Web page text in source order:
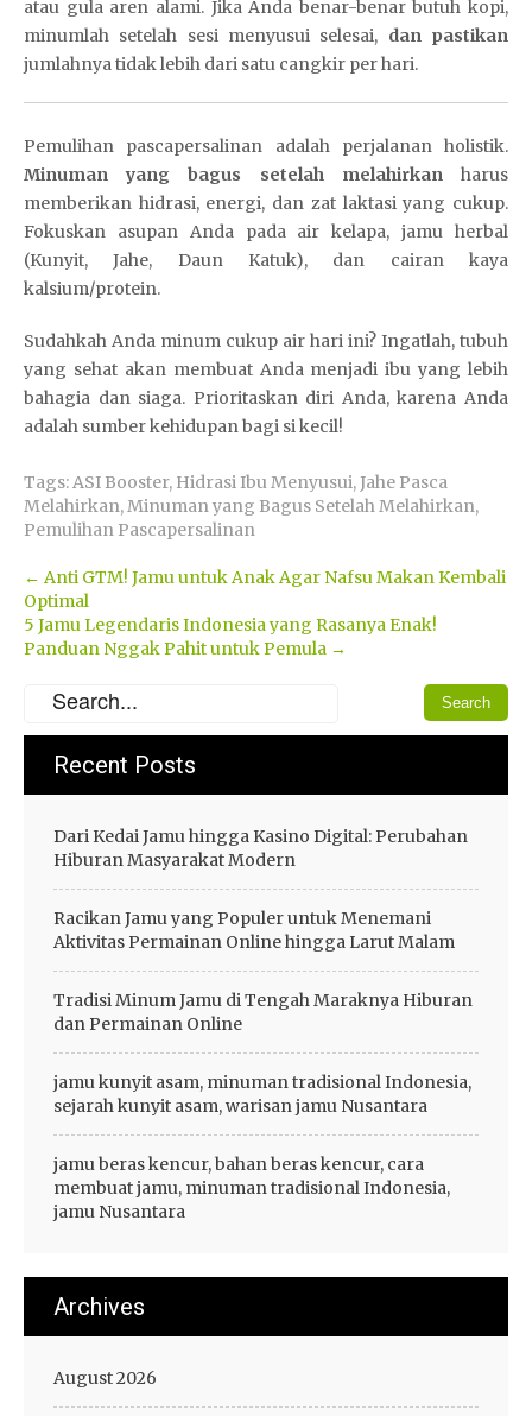
t
i
e
w
a
Z
e
u
atau gula aren alami. Jika Anda benar-benar butuh kopi,
minumlah setelah sesi menyusui selesai, dan pastikan
jumlahnya tidak lebih dari satu cangkir per hari.
b
a
k
i
k
S
l
o
Pemulihan pascapersalinan adalah perjalanan holistik.
Minuman yang bagus setelah melahirkanharus
memberikan hidrasi, energi, dan zat laktasi yang cukup.
Fokuskan asupan Anda pada air kelapa, jamu herbal
(Kunyit, Jahe, Daun Katuk), dan cairan kaya
kalsium/protein.
Sudahkah Anda minum cukup air hari ini? Ingatlah, tubuh
yang sehat akan membuat Anda menjadi ibu yang lebih
bahagia dan siaga. Prioritaskan diri Anda, karena Anda
adalah sumber kehidupan bagi si kecil!
Tags:ASI Booster, Hidrasi Ibu Menyusui,Jahe Pasca
Melahirkan,Minuman yang Bagus Setelah Melahirkan,
Pemulihan Pascapersalinan
Post
navigation
← Anti GTM! Jamu untuk Anak Agar Nafsu Makan Kembali
Optimal
5 Jamu Legendaris Indonesia yang Rasanya Enak!
Panduan Nggak Pahit untuk Pemula →
Recent Posts
Dari Kedai Jamu hingga Kasino Digital: Perubahan
Hiburan Masyarakat Modern
Racikan Jamu yang Populer untuk Menemani
Aktivitas Permainan Online hingga Larut Malam
Tradisi Minum Jamu di Tengah Maraknya Hiburan
dan Permainan Online
jamu kunyit asam, minuman tradisional Indonesia,
sejarah kunyit asam, warisan jamu Nusantara
jamu beras kencur, bahan beras kencur, cara
membuat jamu, minuman tradisional Indonesia,
jamu Nusantara
Archives
August 2026